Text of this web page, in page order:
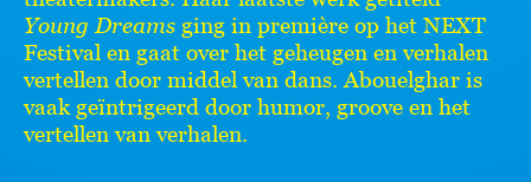
Young Dreams ging in première op het NEXT
Festival en gaat over het geheugen en verhalen
vertellen door middel van dans. Abouelghar is
vaak geïntrigeerd door humor, groove en het
vertellen van verhalen.